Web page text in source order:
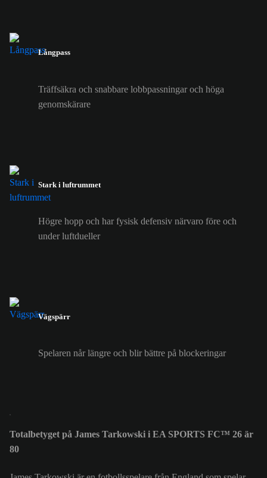
Långpass
Träffsäkra och snabbare lobbpassningar och höga
genomskärare
Stark i luftrummet
Högre hopp och har fysisk defensiv närvaro före och
under luftdueller
Vägspärr
Spelaren når längre och blir bättre på blockeringar
Totalbetyget på James Tarkowski i EA SPORTS FC™ 26 är
80